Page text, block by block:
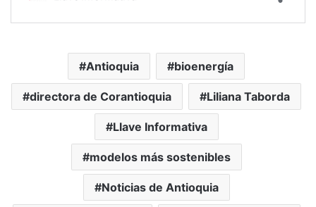
Antioquia bioenergía
directora de Corantioquia Liliana Taborda
Llave Informativa
modelos más sostenibles
Noticias de Antioquia